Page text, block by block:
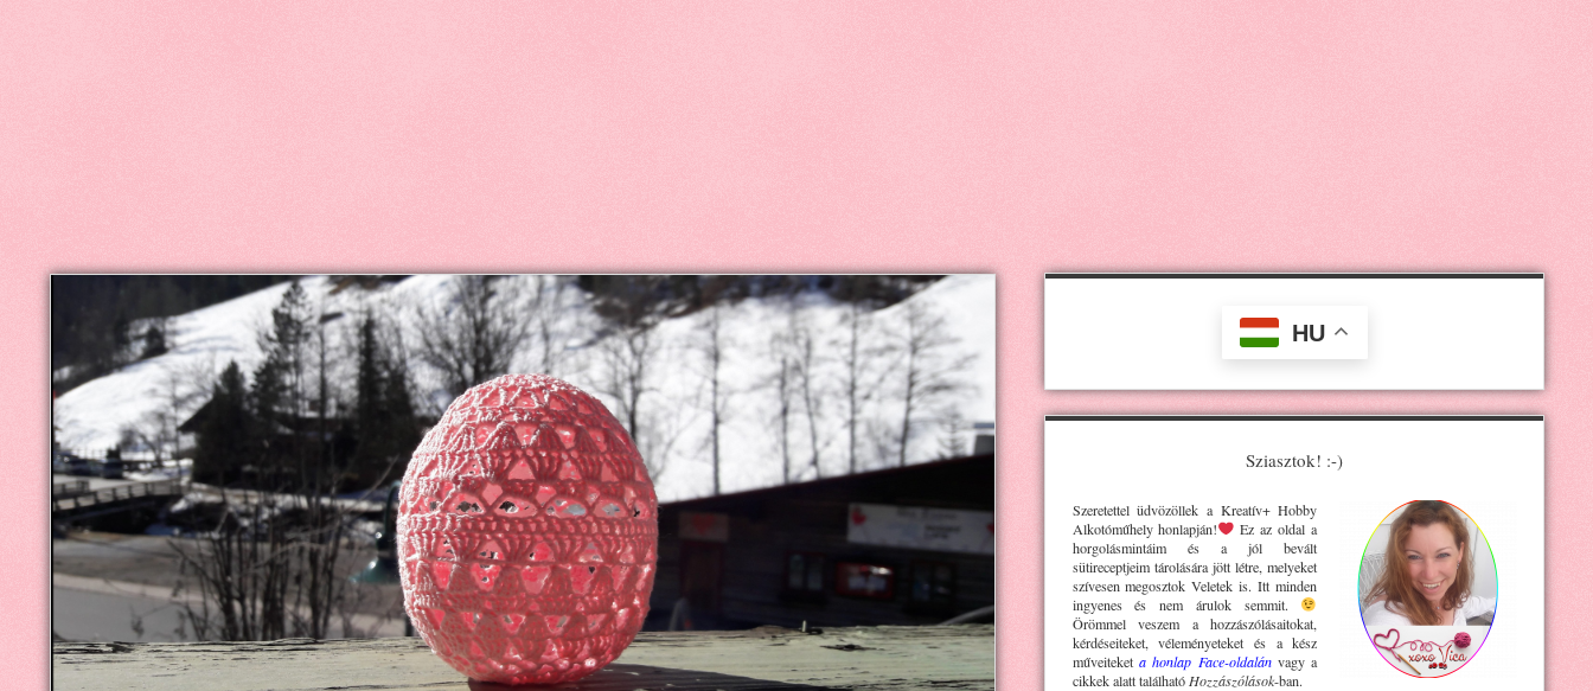
HU
Sziasztok! :-)
Szeretettel üdvözöllek a Kreatív+ Hobby
Alkotóműhelyhonlapján!
Ez az oldal a
horgolásmintáim és a jól bevált
sütireceptjeim tárolására jött létre, melyeket
szívesen megosztok Veletek is. Itt minden
ingyenes és nem árulok semmit.
Örömmel veszem a hozzászólásaitokat,
kérdéseiteket, véleményeteket és a kész
műveiteket a honlap Face-oldalánvagy a
cikkek alatt található Hozzászólások-ban.